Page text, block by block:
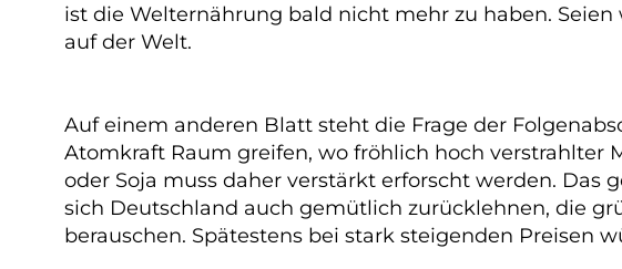
ist die Welternährung bald nicht mehr zu haben.
auf der Welt.
Auf einem anderen Blatt steht die Frage der
Atomkraft Raum greifen, wo fröhlich hoch verstrahlter
oder Soja muss daher verstärkt erforscht werden.
sich Deutschland auch gemütlich zurücklehnen, die
berauschen. Spätestens bei stark steigenden Preisen